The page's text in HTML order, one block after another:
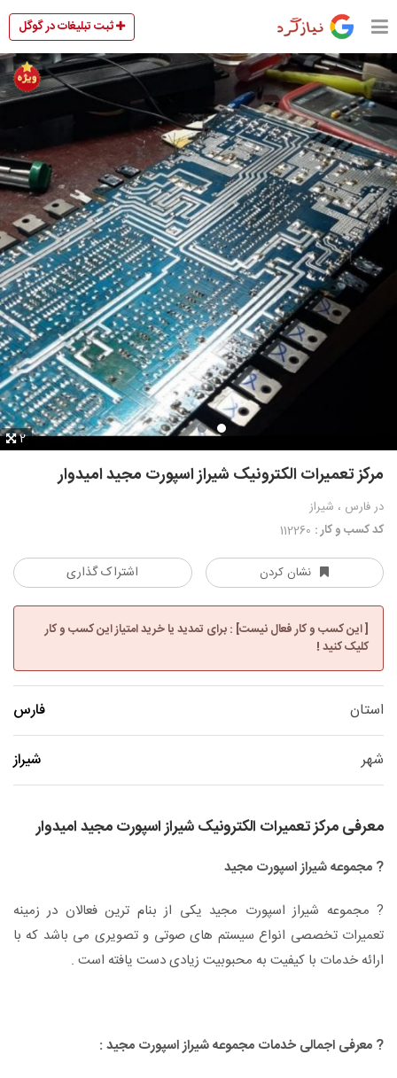
ثبت تبلیغات در گوگل
2
مرکز تعمیرات الکترونیک شیراز اسپورت مجید امیدوار
در فارس ، شیراز
کد کسب و کار :
نشان کردن اشتراک گذاری
[ این کسب و کار فعال نیست] : برای تمدید یا خرید امتیاز این کسب و کار
کلیک کنید !
استان فارس
شهر شیراز
معرفی مرکز تعمیرات الکترونیک شیراز اسپورت مجید امیدوار
? مجموعه شیراز اسپورت مجید
? مجموعه شیراز اسپورت مجید یکی از بنام ترین فعالان در زمینه
تعمیرات تخصصی انواع سیستم های صوتی و تصویری می باشد که با
ارائه خدمات با کیفیت به محبوبیت زیادی دست یافته است .
? معرفی اجمالی خدمات مجموعه شیراز اسپورت مجید :